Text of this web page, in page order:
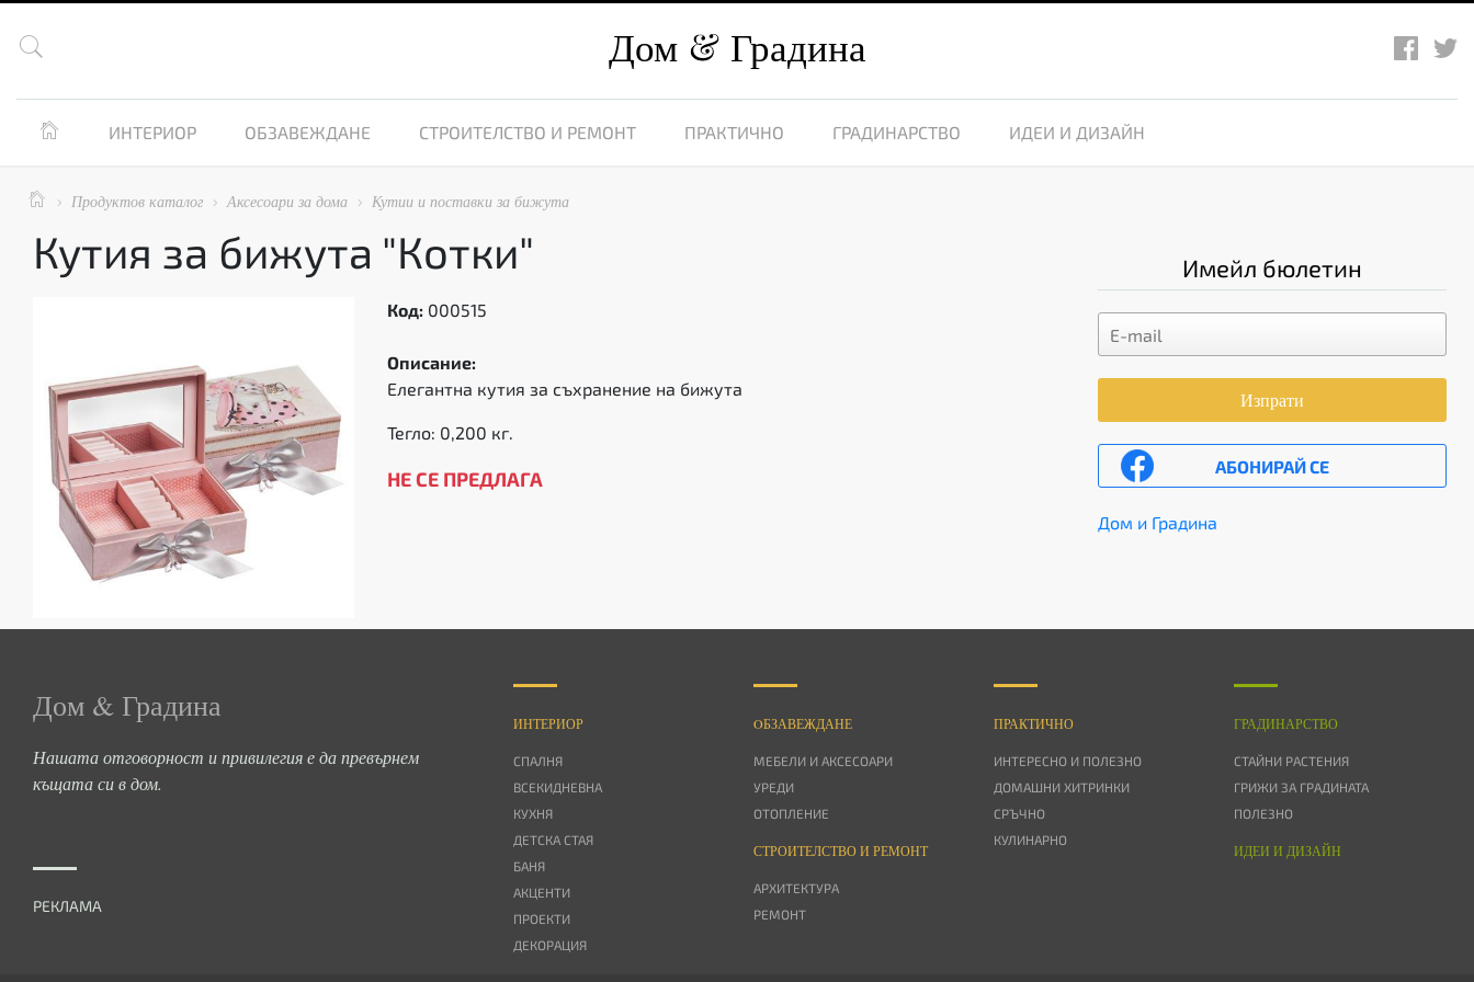
 Дом Градина
 ИНТЕРИОР ОБЗАВЕЖДАНЕ СТРОИТЕЛСТВО И РЕМОНТ ПРАКТИЧНО ГРАДИНАРСТВО ИДЕИ И ДИЗАЙН
  Продуктов каталог  Аксесоари за дома  Кутии и поставки за бижута
Кутия за бижута "Котки"
Код: 000515
Описание:
Елегантна кутия за съхранение на бижута
Тегло: 0,200 кг.
НЕ СЕ ПРЕДЛАГА
Имейл бюлетин
Изпрати
АБОНИРАЙ СЕ
Дом и Градина
Дом & Градина
Нашата отговорност и привилегия е да превърнем
къщата си в дом.
РЕКЛАМА
ИНТЕРИОР
СПАЛНЯ
ВСЕКИДНЕВНА
КУХНЯ
ДЕТСКА СТАЯ
БАНЯ
АКЦЕНТИ
ПРОЕКТИ
ДЕКОРАЦИЯ
OБЗАВЕЖДАНЕ
МЕБЕЛИ И АКСЕСОАРИ
УРЕДИ
ОТОПЛЕНИЕ
СТРОИТЕЛСТВО И РЕМОНТ
АРХИТЕКТУРА
РЕМОНТ
ПРАКТИЧНО
ИНТЕРЕСНО И ПОЛЕЗНО
ДОМАШНИ ХИТРИНКИ
СРЪЧНО
КУЛИНАРНО
ГРАДИНАРСТВО
СТАЙНИ РАСТЕНИЯ
ГРИЖИ ЗА ГРАДИНАТА
ПОЛЕЗНО
ИДЕИ И ДИЗАЙН